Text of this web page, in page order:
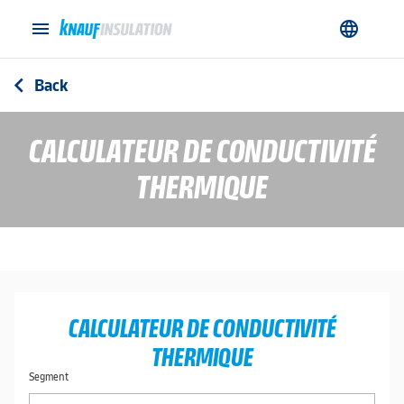
menu language
arrow_back_ios Back
CALCULATEUR DE CONDUCTIVITÉ
THERMIQUE
CALCULATEUR DE CONDUCTIVITÉ
THERMIQUE
Segment